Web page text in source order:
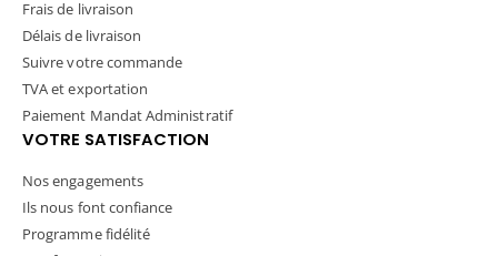
Frais de livraison
Délais de livraison
Suivre votre commande
TVA et exportation
Paiement Mandat Administratif
VOTRE SATISFACTION
Nos engagements
Ils nous font confiance
Programme fidélité